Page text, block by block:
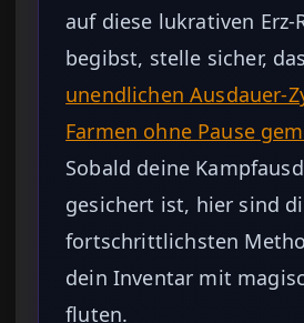
auf diese lukrativen Erz-
begibst, stelle sicher,
unendlichen Ausdauer-
Farmen ohne Pause
Sobald deine
gesichert ist, hier sind
fortschrittlichsten
dein Inventar mit
fluten.